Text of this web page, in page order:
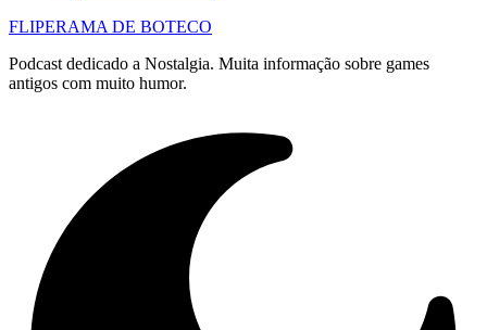
FLIPERAMA DE BOTECO
Podcast dedicado a Nostalgia. Muita informação sobre games
antigos com muito humor.